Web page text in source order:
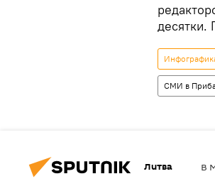
десятки.
СМИ в
Литва В